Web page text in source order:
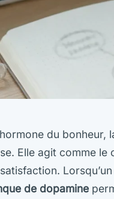
du bonheur,
Elle agit comme
de dopamine